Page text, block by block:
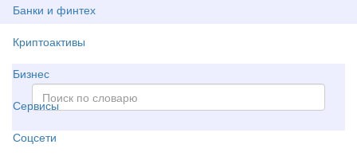
Банки и финтех
Криптоактивы
Бизнес
Сервисы
Соцсети